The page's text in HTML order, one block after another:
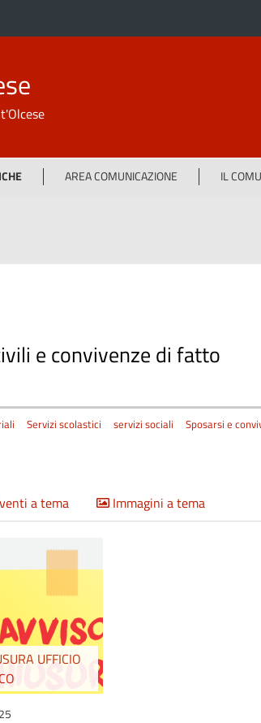
AREA COMUNICAZIONE IL
e convivenze di fatto
Servizi scolastici servizi sociali Sposarsi e
a tema Immagini a tema
UFFICIO